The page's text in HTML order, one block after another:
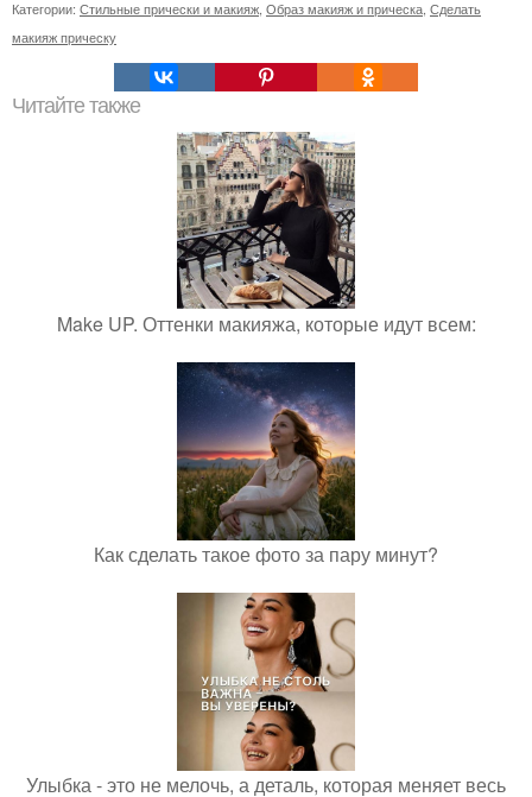
Категории: Стильные прически и макияж Образ макияж и прическа Сделать
макияж прическу
Читайте также
Make UP. Оттенки макияжа, которые идут всем:
Как сделать такое фото за пару минут?
Улыбка - это не мелочь, а деталь, которая меняет весь